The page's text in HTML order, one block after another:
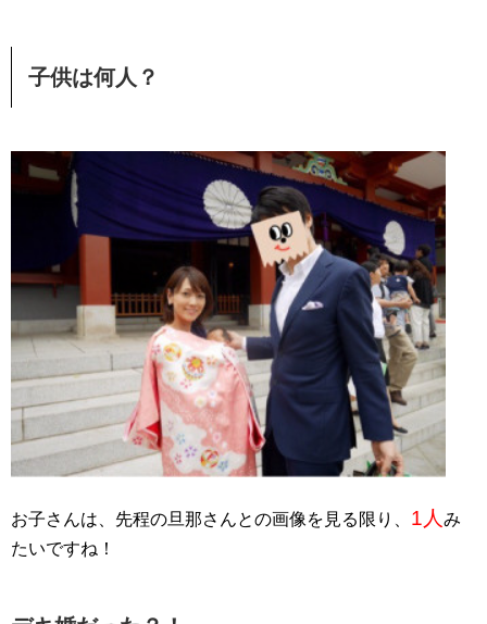
子供は何人？
お子さんは、先程の旦那さんとの画像を見る限り、 1人み
たいですね！